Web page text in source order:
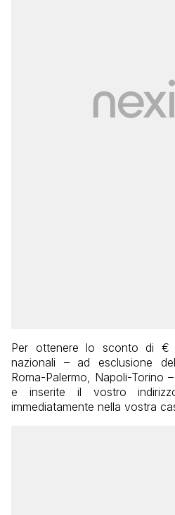
Per ottenere lo sconto di
nazionali – ad esclusione
Roma-Palermo, Napoli-Torino
e inserite il vostro
immediatamente nella vostra